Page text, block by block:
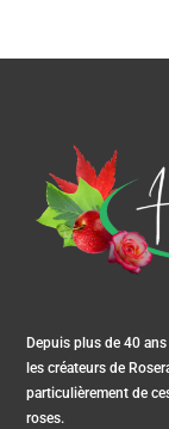
Depuis plus de 40
les créateurs de
particulièrement de
roses.